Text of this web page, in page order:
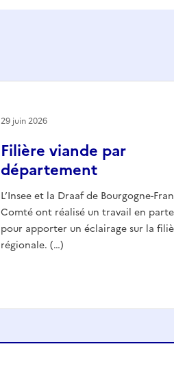
Filière viande par
département
L’Insee et la Draaf de Bourgogne-
Comté ont réalisé un travail en
pour apporter un éclairage sur la
régionale. (…)
29 juin 2026